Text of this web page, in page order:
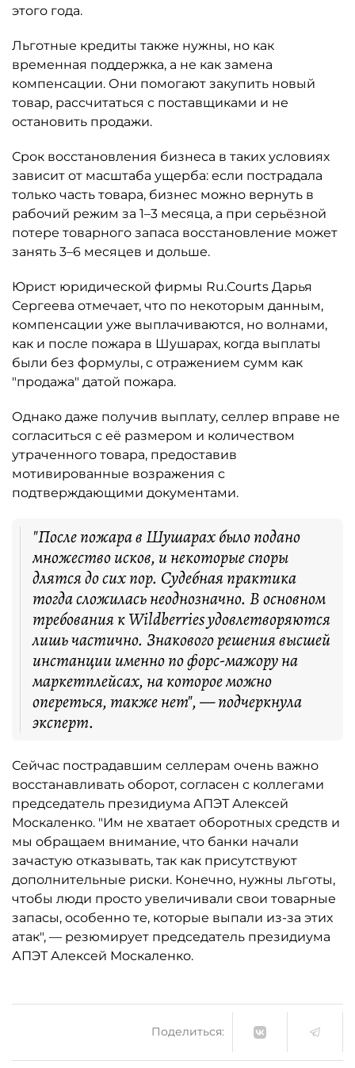
этого года.
Льготные кредиты также нужны, но как
временная поддержка, а не как замена
компенсации. Они помогают закупить новый
товар, рассчитаться с поставщиками и не
остановить продажи.
Срок восстановления бизнеса в таких условиях
зависит от масштаба ущерба: если пострадала
только часть товара, бизнес можно вернуть в
рабочий режим за 1–3 месяца, а при серьёзной
потере товарного запаса восстановление может
занять 3–6 месяцев и дольше.
Юрист юридической фирмы Ru.Courts Дарья
Сергеева отмечает, что по некоторым данным,
компенсации уже выплачиваются, но волнами,
как и после пожара в Шушарах, когда выплаты
были без формулы, с отражением сумм как
"продажа" датой пожара.
Однако даже получив выплату, селлер вправе не
согласиться с её размером и количеством
утраченного товара, предоставив
мотивированные возражения с
подтверждающими документами.
"После пожара в Шушарах было подано
множество исков, и некоторые споры
длятся до сих пор. Судебная практика
тогда сложилась неоднозначно. В основном
требования к Wildberries удовлетворяются
лишь частично. Знакового решения высшей
инстанции именно по форс-мажору на
маркетплейсах, на которое можно
опереться, также нет", — подчеркнула
эксперт.
Сейчас пострадавшим селлерам очень важно
восстанавливать оборот, согласен с коллегами
председатель президиума АПЭТ Алексей
Москаленко. "Им не хватает оборотных средств и
мы обращаем внимание, что банки начали
зачастую отказывать, так как присутствуют
дополнительные риски. Конечно, нужны льготы,
чтобы люди просто увеличивали свои товарные
запасы, особенно те, которые выпали из-за этих
атак", — резюмирует председатель президиума
АПЭТ Алексей Москаленко.
Поделиться: